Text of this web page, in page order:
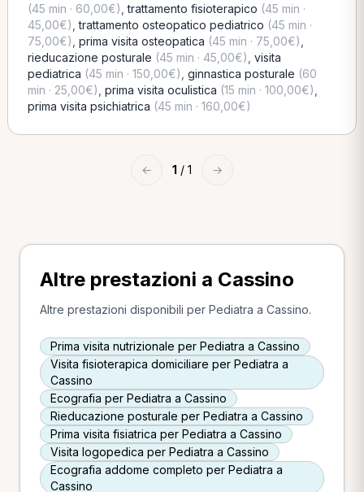
(45 min · 60,00€) ,trattamento fisioterapico (45 min ·
45,00€) ,trattamento osteopatico pediatrico (45 min ·
75,00€) prima visita osteopatica (45 min · 75,00€)
rieducazione posturale (45 min · 45,00€) visita
pediatrica (45 min · 150,00€) ginnastica posturale (60
min · 25,00€) prima visita oculistica (15 min · 100,00€)
prima visita psichiatrica (45 min · 160,00€)
← 1 / 1 →
Altre prestazioni a Cassino
Altre prestazioni disponibili per Pediatra a Cassino.
Prima visita nutrizionale per Pediatra a Cassino
Visita fisioterapica domiciliare per Pediatra a
Cassino
Ecografia per Pediatra a Cassino
Rieducazione posturale per Pediatra a Cassino
Prima visita fisiatrica per Pediatra a Cassino
Visita logopedica per Pediatra a Cassino
Ecografia addome completo per Pediatra a
Cassino